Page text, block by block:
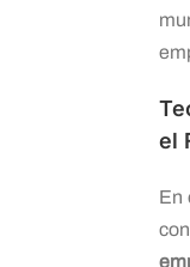
el
En